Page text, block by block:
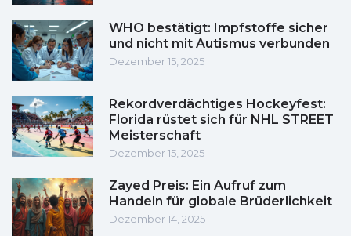
WHO bestätigt: Impfstoffe sicher
und nicht mit Autismus verbunden
Dezember 15, 2025
Rekordverdächtiges Hockeyfest:
Florida rüstet sich für NHL STREET
Meisterschaft
Dezember 15, 2025
Zayed Preis: Ein Aufruf zum
Handeln für globale Brüderlichkeit
Dezember 14, 2025